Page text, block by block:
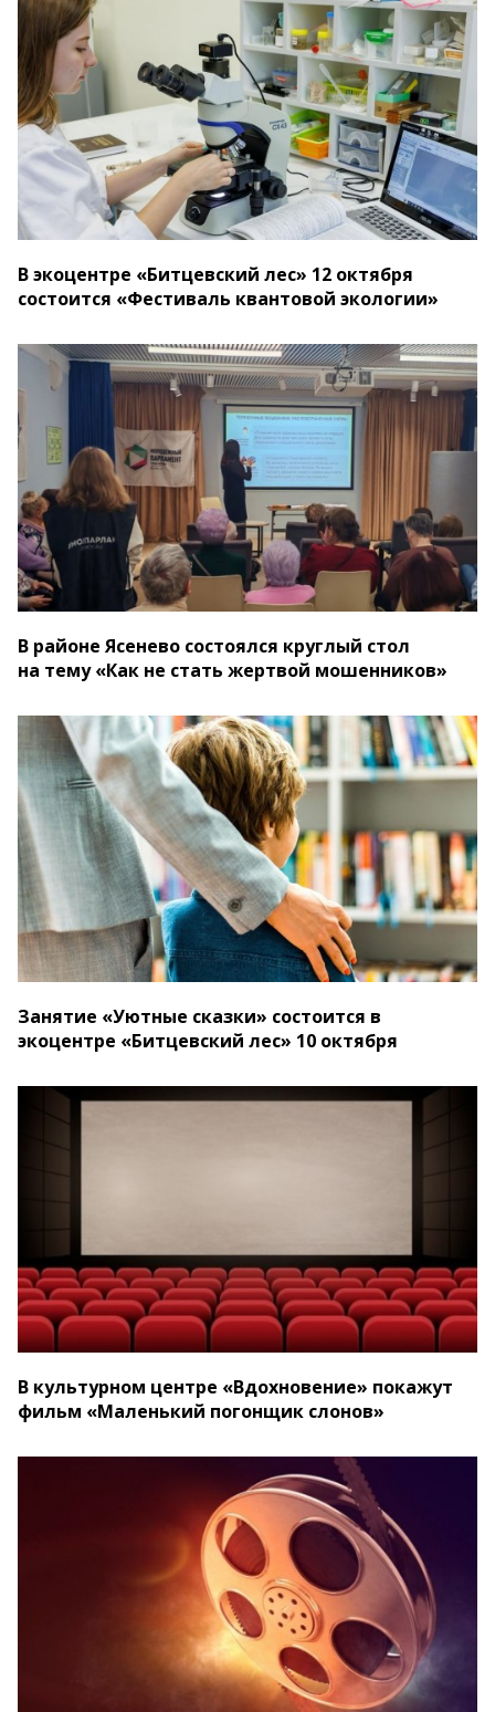
В экоцентре «Битцевский лес» 12 октября
состоится «Фестиваль квантовой экологии»
В районе Ясенево состоялся круглый стол
на тему «Как не стать жертвой мошенников»
Занятие «Уютные сказки» состоится в
экоцентре «Битцевский лес» 10 октября
В культурном центре «Вдохновение» покажут
фильм «Маленький погонщик слонов»